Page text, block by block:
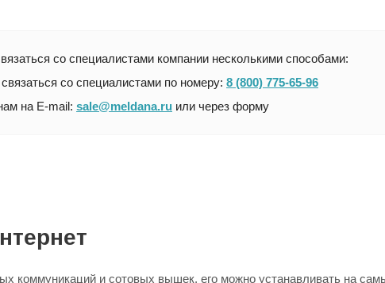
со специалистами компании несколькими способами:
со специалистами по номеру: 8 (800) 775-65-96
на E-mail: sale@meldana.ru или через форму
коммуникаций и сотовых вышек, его можно устанавливать на